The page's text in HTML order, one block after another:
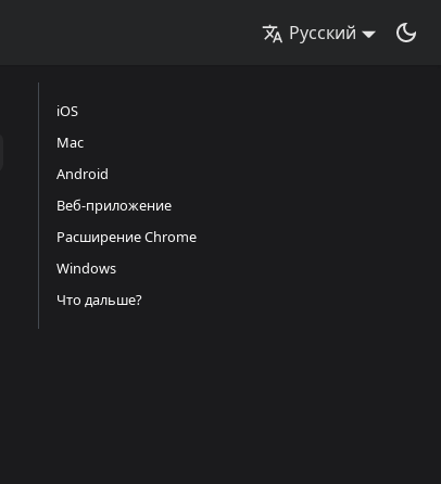
Русский
iOS
Mac
Android
Веб-приложение
Расширение Chrome
Windows
Что дальше?